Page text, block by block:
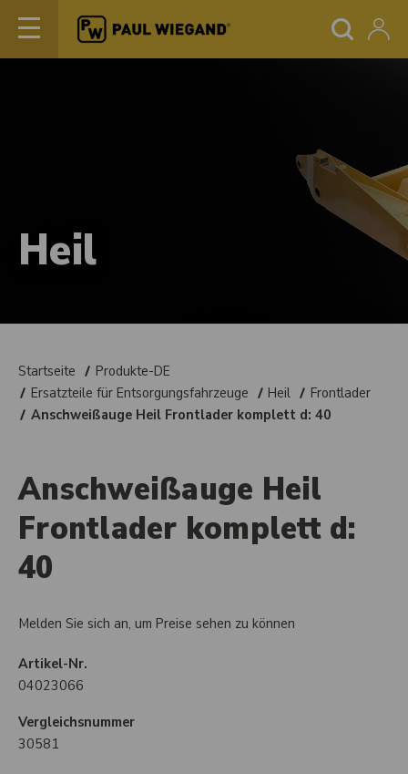
Heil
Startseite
Produkte-DE
Ersatzteile für Entsorgungsfahrzeuge
Heil
Frontlader
Anschweißauge Heil Frontlader komplett d: 40
Anschweißauge Heil
Frontlader komplett d:
40
Melden Sie sich an, um Preise sehen zu können
Artikel-Nr.
04023066
Vergleichsnummer
30581